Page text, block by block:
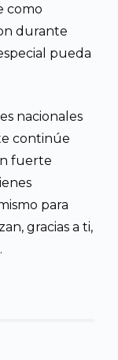
como
durante
pueda
nacionales
continúe
fuerte
para
gracias a ti,